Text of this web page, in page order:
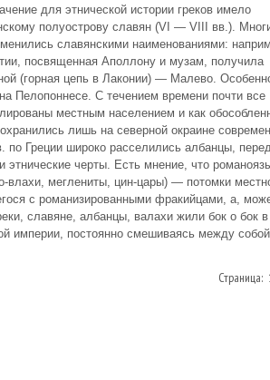
для этнической истории греков имело
полуострову славян (VI — VIII вв.).
славянскими наименованиями:
посвященная Аполлону и музам, получила
(горная цепь в Лаконии) — Малево.
Пелопоннесе. С течением времени почти все
местным населением и как
лишь на северной окраине
по Греции широко расселились албанцы,
этнические черты. Есть мнение, что
влахи, меглениты, цин-цары) — потомки
с романизированными фракийцами, а,
славяне, албанцы, валахи жили бок о бок в
империи, постоянно смешиваясь между